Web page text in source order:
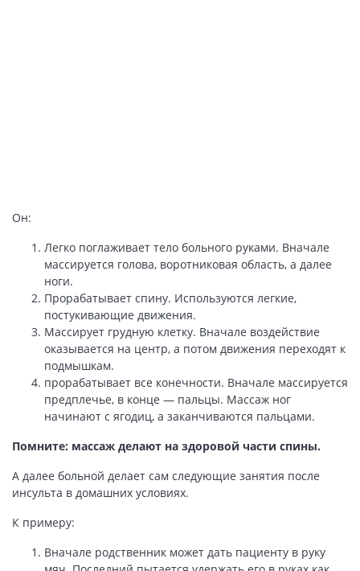
Он:
Легко поглаживает тело больного руками. Вначале
массируется голова, воротниковая область, а далее
ноги.
Прорабатывает спину. Используются легкие,
постукивающие движения.
Массирует грудную клетку. Вначале воздействие
оказывается на центр, а потом движения переходят к
подмышкам.
прорабатывает все конечности. Вначале массируется
предплечье, в конце — пальцы. Массаж ног
начинают с ягодиц, а заканчиваются пальцами.
Помните: массаж делают на здоровой части спины.
А далее больной делает сам следующие занятия после
инсульта в домашних условиях.
К примеру:
Вначале родственник может дать пациенту в руку